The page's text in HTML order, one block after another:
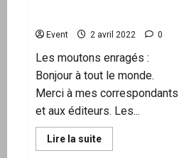
Une
INUTILE
? »
Sommes-
nous
des
rats
de
laboratoire
pour
eux
Event 2 avril 2022 0
Les moutons enragés :
Bonjour à tout le monde.
Merci à mes correspondants
et aux éditeurs. Les...
Lire la suiteEn
savoir